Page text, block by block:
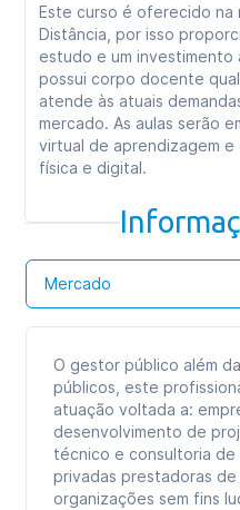
Este curso é oferecido na
Distância, por isso
estudo e um investimento
possui corpo docente
atende às atuais
mercado. As aulas serão
virtual de aprendizagem
física e digital.
Mercado
O gestor público além
públicos, este
atuação voltada a:
desenvolvimento de
técnico e consultoria
privadas prestadoras de
organizações sem fins